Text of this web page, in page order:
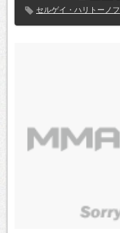
セルゲイ・ハリトーノフ